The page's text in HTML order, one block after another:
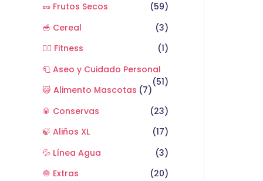
🥜 Frutos Secos
(59)
🥣 Cereal
(3)
🏋️‍♂️ Fitness
(1)
🧻 Aseo y Cuidado Personal
(51)
😺 Alimento Mascotas (7)
🥫 Conservas
(23)
🍃 Aliños XL
(17)
💦 Línea Agua
(3)
🧅 Extras
(20)